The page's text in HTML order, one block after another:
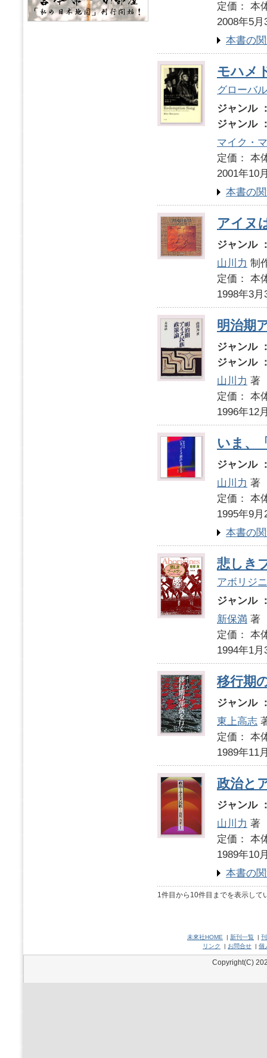
定価：
2008年5月
本書の
モハメ
グローバ
ジャンル
ジャンル
マイク・
定価：
2001年10
本書の
アイヌ
ジャンル
山川力 制
定価：
1998年3月
明治期
ジャンル
ジャンル
山川力 著
定価：
1996年12
いま、
ジャンル
山川力 著
定価：
1995年9月
本書の
悲しき
アボリジ
ジャンル
新保満 著
定価：
1994年1月
移行期
ジャンル
東上高志
定価：
1989年11
政治と
ジャンル
山川力 著
定価：
1989年10
本書の
1件目から10件目までを表示して
未來社HOME | 新刊一覧 |
リンク
| お問合せ | 個
Copyright(C)